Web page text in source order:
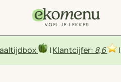
VOEL JE LEKKER
| Klantcijfer: 8,6 |